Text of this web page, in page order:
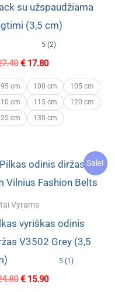
su užspaudžiama
(3,5 cm)
5 (2)
Original
was:
€ 27.40.
€17.80Current
is:
€ 17.80.
cm 100 cm
105 cm
cm
115 cm
120 cm
cm
130 cm
Sale!
Vyrams
vyriškas odinis
V3502 Grey (3,5
5 (1)
Original
€15.90Current